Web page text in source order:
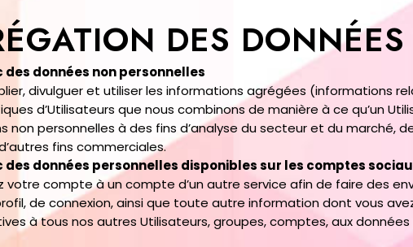
DES DONNÉES
données non personnelles
divulguer et utiliser les informations agrégées (informations
d’Utilisateurs que nous combinons de manière à ce qu’un
non personnelles à des fins d’analyse du secteur et du marché,
fins commerciales.
données personnelles disponibles sur les comptes
votre compte à un compte d’un autre service afin de faire des
de connexion, ainsi que toute autre information dont vous
à tous nos autres Utilisateurs, groupes, comptes, aux données